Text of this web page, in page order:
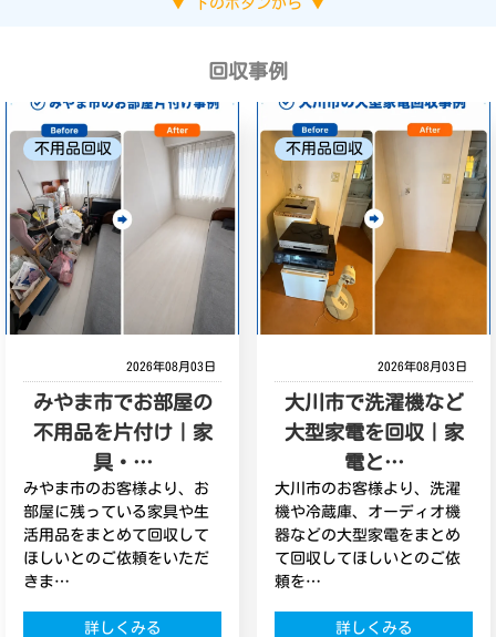
回収事例
2026年08月03日
みやま市でお部屋の
不用品を片付け｜家
具・…
詳しくみる
不用品回収
みやま市のお客様より、お
部屋に残っている家具や生
活用品をまとめて回収して
ほしいとのご依頼をいただ
きま…
2026年08月03日
大川市で洗濯機など
大型家電を回収｜家
電と…
詳しくみる
不用品回収
大川市のお客様より、洗濯
機や冷蔵庫、オーディオ機
器などの大型家電をまとめ
て回収してほしいとのご依
頼を…